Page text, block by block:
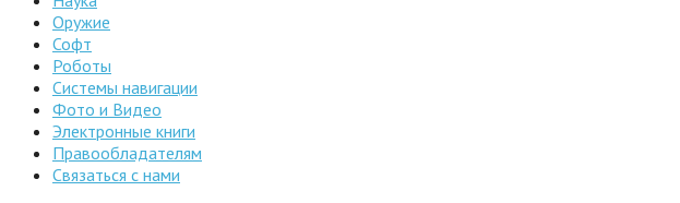
Оружие
Софт
Роботы
Системы навигации
Фото и Видео
Электронные книги
Правообладателям
Связаться с нами